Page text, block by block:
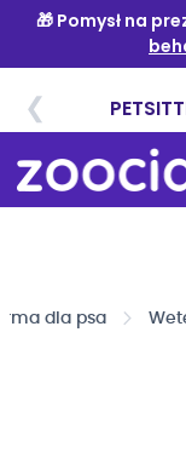
do
treści
dla psa